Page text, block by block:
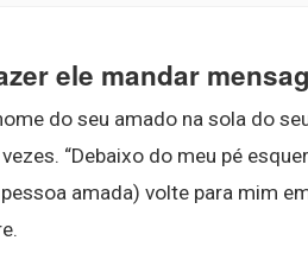
ele mandar
do seu amado na sola do
“Debaixo do meu pé
amada) volte para mim